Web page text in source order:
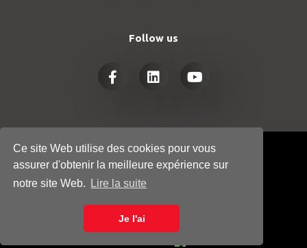
Ce site Web utilise des cookies pour vous
assurer d'obtenir la meilleure expérience sur
notre site Web.
Lire la suite
Je l'ai
Follow us
© COPYRIGHT 2026HTGINDUSTRY.COM
- ALL RIGHTS RESERVED
POLITIQUE DE CONFIDENTIALITÉ
COOKIE POLICY